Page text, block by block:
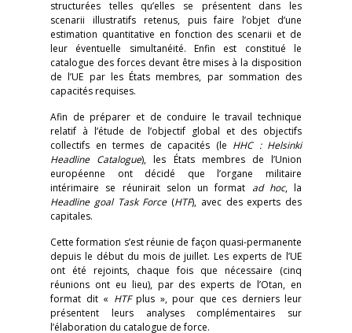
structurées telles qu’elles se présentent dans les
scenarii illustratifs retenus, puis faire l’objet d’une
estimation quantitative en fonction des scenarii et de
leur éventuelle simultanéité. Enfin est constitué le
catalogue des forces devant être mises à la disposition
de l’UE par les États membres, par sommation des
capacités requises.
Afin de préparer et de conduire le travail technique
relatif à l’étude de l’objectif global et des objectifs
collectifs en termes de capacités (le HHC : Helsinki
Headline Catalogue), les États membres de l’Union
européenne ont décidé que l’organe militaire
intérimaire se réunirait selon un format ad hoc, la
Headline goal Task Force(HTF), avec des experts des
capitales.
Cette formation s’est réunie de façon quasi-permanente
depuis le début du mois de juillet. Les experts de l’UE
ont été rejoints, chaque fois que nécessaire (cinq
réunions ont eu lieu), par des experts de l’Otan, en
format dit « HTFplus », pour que ces derniers leur
présentent leurs analyses complémentaires sur
l’élaboration du catalogue de force.